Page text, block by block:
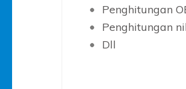
Penghitungan
Penghitungan
Dll